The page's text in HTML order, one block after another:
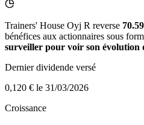
Trainers' House Oyj R reverse
bénéfices aux actionnaires sous
surveiller pour voir son évolution
Dernier dividende versé
0,120 € le 31/03/2026
Croissance